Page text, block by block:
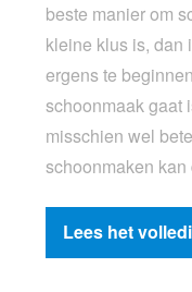
beste manier om
kleine klus is, dan
ergens te
schoonmaak gaat
misschien wel
schoonmaken
Lees het